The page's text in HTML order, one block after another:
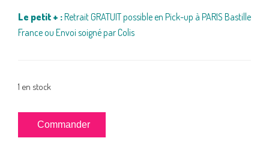
Le petit + :Retrait GRATUIT possible en Pick-up à PARIS Bastille
France ou Envoi soigné par Colis
1 en stock
quantité
de
Commander